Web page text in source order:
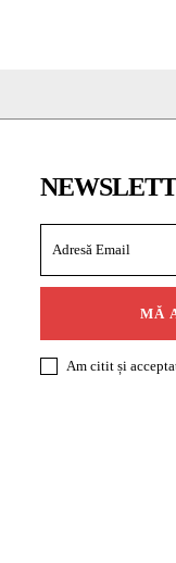
MĂ
Am citit și